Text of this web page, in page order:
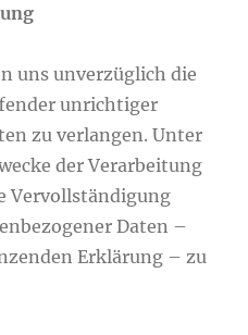
uns unverzüglich die
unrichtiger
zu verlangen. Unter
der Verarbeitung
Vervollständigung
Daten –
Erklärung – zu